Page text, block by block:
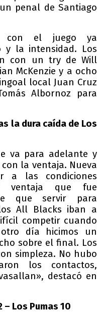
penal de Santiago
con el juego ya
y la intensidad. Los
con un try de Will
McKenzie y a ocho
local Juan Cruz
Albornoz para
la dura caída de Los
va para adelante y
la ventaja. Nueva
a las condiciones
ventaja que fue
que servir para
All Blacks iban a
competir cuando
día hicimos un
sobre el final. Los
simpleza. No hubo
los contactos,
destacó en
Los Pumas 10